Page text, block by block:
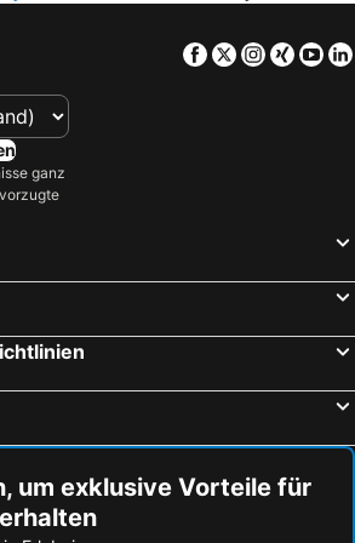
San Valentín
HD Pueblo MarineroFacebook
TwitterXing
ganz
um exklusive Vorteile für